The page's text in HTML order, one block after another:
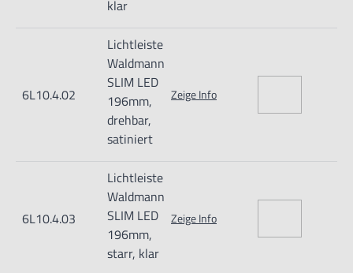
Farbtemperatur Tageslichtweiß 5 400 K
Farbwiedergabe Ra > 70
Direkt abstrahlend oder Entblendung über satinierte
Gehäuse aus farblos eloxiertem Aluminium
Epoxidharzverguss und Zusatzblende (Varianten)
Anbau mittels Schrauben an festen Laschen oder + / - 35 °
einstellbarem Trägerprofil
klar
6L10.4.02
Lichtleiste
Waldmann
SLIM LED
196mm,
drehbar,
satiniert
Zeige Info
6L10.4.03
Lichtleiste
Waldmann
SLIM LED
196mm,
starr, klar
Zeige Info